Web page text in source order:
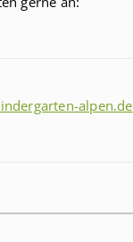
alpen.de